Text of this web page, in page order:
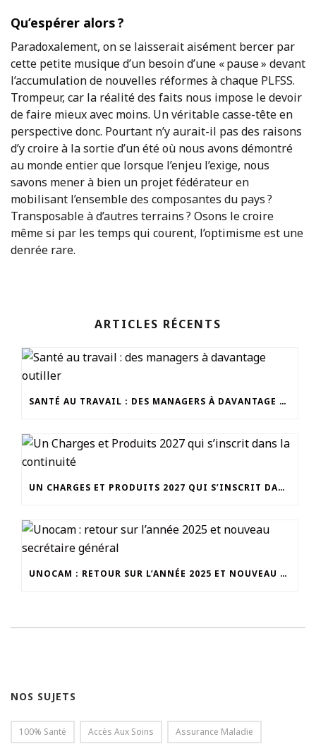
Qu’espérer alors ?
Paradoxalement, on se laisserait aisément bercer par
cette petite musique d’un besoin d’une « pause » devant
l’accumulation de nouvelles réformes à chaque PLFSS.
Trompeur, car la réalité des faits nous impose le devoir
de faire mieux avec moins. Un véritable casse-tête en
perspective donc. Pourtant n’y aurait-il pas des raisons
d’y croire à la sortie d’un été où nous avons démontré
au monde entier que lorsque l’enjeu l’exige, nous
savons mener à bien un projet fédérateur en
mobilisant l’ensemble des composantes du pays ?
Transposable à d’autres terrains ? Osons le croire
même si par les temps qui courent, l’optimisme est une
denrée rare.
ARTICLES RÉCENTS
SANTÉ AU TRAVAIL : DES MANAGERS À DAVANTAGE OUTILLER
UN CHARGES ET PRODUITS 2027 QUI S’INSCRIT DANS LA CONTINUITÉ
UNOCAM : RETOUR SUR L’ANNÉE 2025 ET NOUVEAU SECRÉTAIRE GÉNÉRAL
NOS SUJETS
100% Santé Accès Aux Soins Assurance Maladie